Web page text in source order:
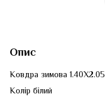
Опис
Ковдра зимова 1.40Х2.05
Колір білий